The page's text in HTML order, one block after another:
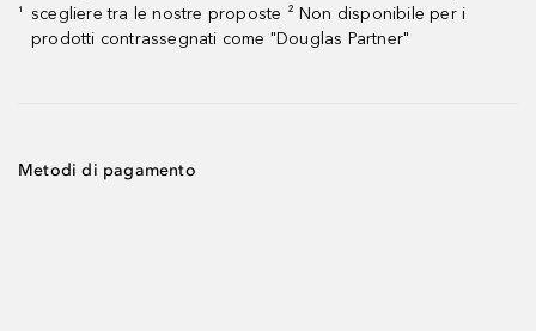
¹
scegliere tra le nostre proposte ² Non disponibile per i
prodotti contrassegnati come "Douglas Partner"
Metodi di pagamento